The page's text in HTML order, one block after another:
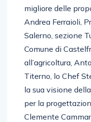
migliore delle
Andrea Ferraioli,
Salerno, sezione
Comune di
all’agricoltura,
Titerno, lo Chef
la sua visione
per la
Clemente